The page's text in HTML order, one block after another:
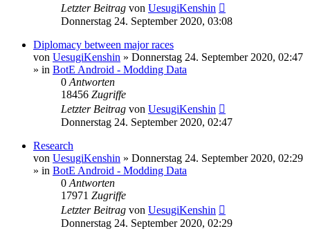
Letzter Beitrag von UesugiKenshin
Donnerstag 24. September 2020, 03:08
Diplomacy between major races
von UesugiKenshin » Donnerstag 24. September 2020, 02:47
» in BotE Android - Modding Data
0 Antworten
18456 Zugriffe
Letzter Beitrag von UesugiKenshin
Donnerstag 24. September 2020, 02:47
Research
von UesugiKenshin » Donnerstag 24. September 2020, 02:29
» in BotE Android - Modding Data
0 Antworten
17971 Zugriffe
Letzter Beitrag von UesugiKenshin
Donnerstag 24. September 2020, 02:29